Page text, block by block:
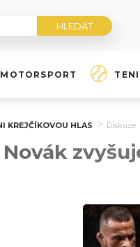
MOTORSPORT
KREJČÍKOVOU HLAS Diskuze